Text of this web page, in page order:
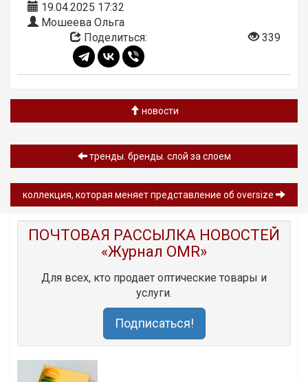
19.04.2025 17:32
Мошеева Ольга
Поделиться:
339
новости
тренды. бренды. слой за слоем
коллекция, которая меняет представление об oversize
ПОЧТОВАЯ РАССЫЛКА НОВОСТЕЙ
«Журнал OMR»
Для всех, кто продает оптические товары и
услуги.
Подписаться!